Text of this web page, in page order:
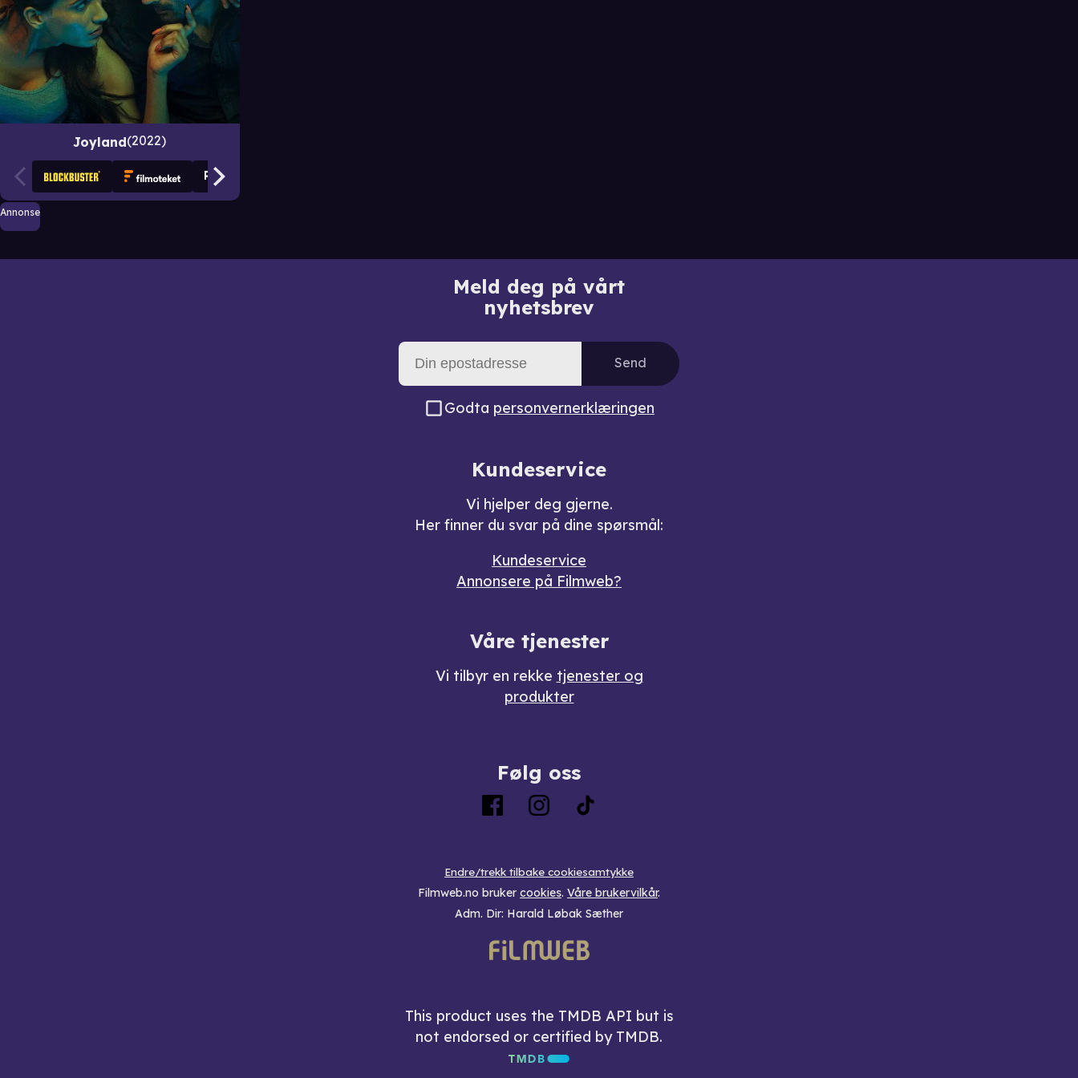
Joyland 2022
Annonse
Meld deg på vårt
nyhetsbrev
Send
Godta personvernerklæringen
Kundeservice
Vi hjelper deg gjerne.
Her finner du svar på dine spørsmål:
Kundeservice
Annonsere på Filmweb?
Våre tjenester
Vi tilbyr en rekke tjenester og
produkter
Følg oss
Endre/trekk tilbake cookiesamtykke
Filmweb.no bruker cookies. Våre brukervilkår.
Adm. Dir: Harald Løbak Sæther
This product uses the TMDB API but is
not endorsed or certified by TMDB.